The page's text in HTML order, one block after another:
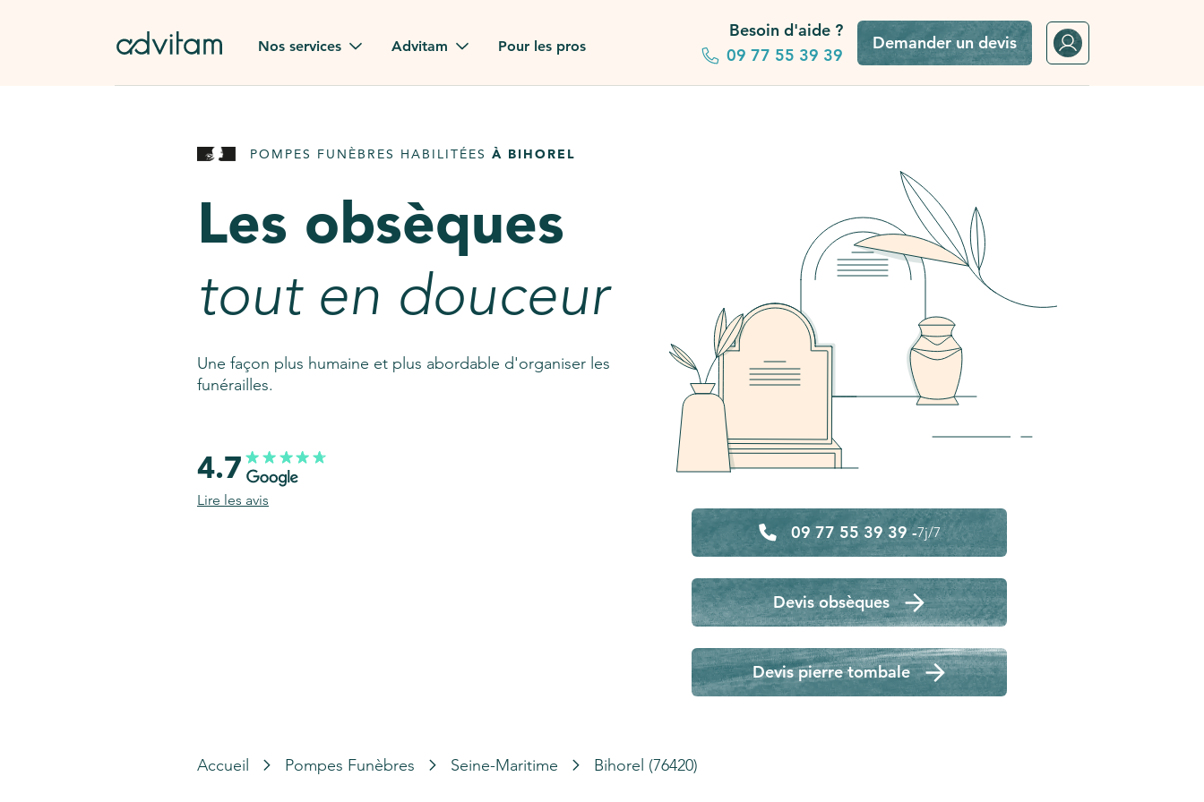
Nos services
Rapatriement à
Pierre tombale
AssistGPT
Nos services en plus
Advitam
Advitam dans la presse
Consultez notre FAQ
Pour les pros
Besoin d'aide ?
09 77 55 39 39
Demander un devis
POMPES FUNÈBRES HABILITÉES À BIHOREL
Les obsèques
tout en douceur
Une façon plus humaine et plus abordable d'organiser les
funérailles.
09 77 55 39 39 -7j/7
Devis obsèques
Devis pierre tombale
4.7
Lire les avis
Accueil Pompes Funèbres Seine-Maritime Bihorel (76420)